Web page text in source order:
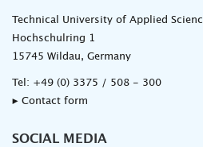
Technical University of Applied
Hochschulring 1
15745 Wildau, Germany
Tel: +49 (0) 3375 / 508 - 300
▸ Contact form
SOCIAL MEDIA